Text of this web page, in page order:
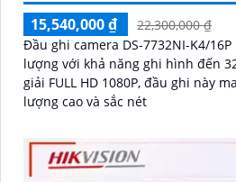
15,540,000 ₫
22,300,000 ₫
Đầu ghi camera DS-7732NI-K4/
lượng với khả năng ghi hình đến 32 kênh.
giải FULL HD 1080P, đầu ghi này
lượng cao và sắc nét